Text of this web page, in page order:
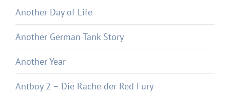
Another Day of Life
Another German Tank Story
Another Year
Antboy 2 – Die Rache der Red Fury